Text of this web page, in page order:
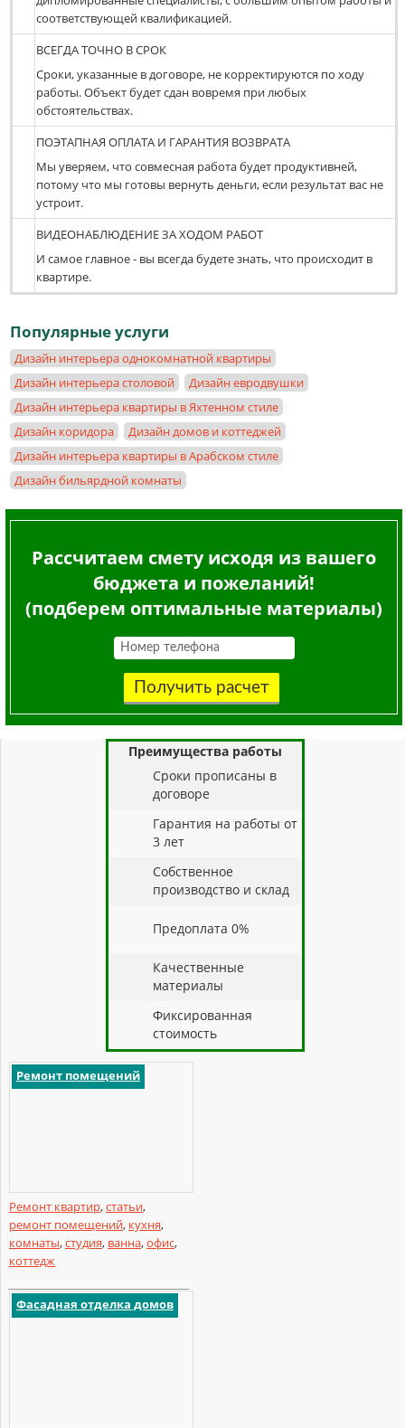
соответствующей квалификацией.
ВСЕГДА ТОЧНО В СРОК
Сроки, указанные в договоре, не корректируются по ходу
работы. Объект будет сдан вовремя при любых
обстоятельствах.
ПОЭТАПНАЯ ОПЛАТА И ГАРАНТИЯ ВОЗВРАТА
Мы уверяем, что совмесная работа будет продуктивней,
потому что мы готовы вернуть деньги, если результат вас не
устроит.
ВИДЕОНАБЛЮДЕНИЕ ЗА ХОДОМ РАБОТ
И самое главное - вы всегда будете знать, что происходит в
квартире.
Популярные услуги
Дизайн интерьера однокомнатной квартиры
Дизайн интерьера столовой
Дизайн евродвушки
Дизайн интерьера квартиры в Яхтенном стиле
Дизайн коридора
Дизайн домов и коттеджей
Дизайн интерьера квартиры в Арабском стиле
Дизайн бильярдной комнаты
Рассчитаем смету исходя из вашего
бюджета и пожеланий!
(подберем оптимальные материалы)
Получить расчет
Преимущества работы
Cроки прописаны в
договоре
Гарантия на работы от
3 лет
Собственное
производство и склад
Предоплата 0%
Качественные
материалы
Фиксированная
стоимость
Ремонт помещений
Ремонт квартир,статьи,
ремонт помещений, кухня,
комнаты,студия, ванна,офис,
коттедж
Фасадная отделка домов